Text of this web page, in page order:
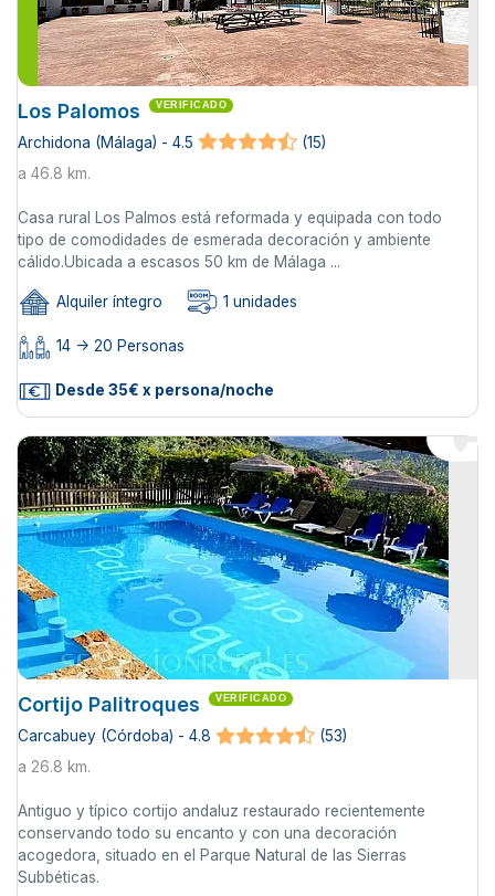
Los Palomos VERIFICADO
Archidona (Málaga) - 4.5
(15)
a 46.8 km.
Casa rural Los Palmos está reformada y equipada con todo
tipo de comodidades de esmerada decoración y ambiente
cálido.Ubicada a escasos 50 km de Málaga ...
Alquiler íntegro 1 unidades
14 -> 20 Personas
Desde 35€ x persona/noche
Cortijo Palitroques VERIFICADO
Carcabuey (Córdoba) - 4.8
(53)
a 26.8 km.
Antiguo y típico cortijo andaluz restaurado recientemente
conservando todo su encanto y con una decoración
acogedora, situado en el Parque Natural de las Sierras
Subbéticas.